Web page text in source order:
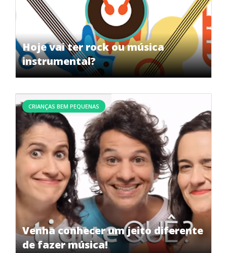
Hoje vai ter rock ou música
instrumental?
Venha conhecer um jeito diferente
de fazer música!
CRIANÇAS BEM PEQUENAS